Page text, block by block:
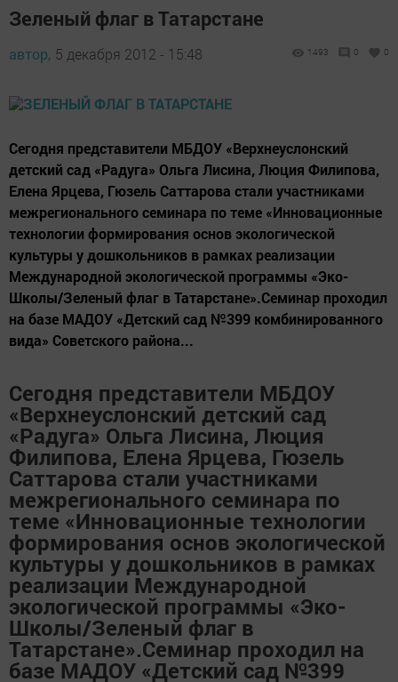
Зеленый флаг в Татарстане
автор, 5 декабря 2012 - 15:48 1493 0 0
Сегодня представители МБДОУ «Верхнеуслонский
детский сад «Радуга» Ольга Лисина, Люция Филипова,
Елена Ярцева, Гюзель Саттарова стали участниками
межрегионального семинара по теме «Инновационные
технологии формирования основ экологической
культуры у дошкольников в рамках реализации
Международной экологической программы «Эко-
Школы/Зеленый флаг в Татарстане».Семинар проходил
на базе МАДОУ «Детский сад №399 комбинированного
вида» Советского района...
Сегодня представители МБДОУ
«Верхнеуслонский детский сад
«Радуга» Ольга Лисина, Люция
Филипова, Елена Ярцева, Гюзель
Саттарова стали участниками
межрегионального семинара по
теме «Инновационные технологии
формирования основ экологической
культуры у дошкольников в рамках
реализации Международной
экологической программы «Эко-
Школы/Зеленый флаг в
Татарстане».Семинар проходил на
базе МАДОУ «Детский сад №399